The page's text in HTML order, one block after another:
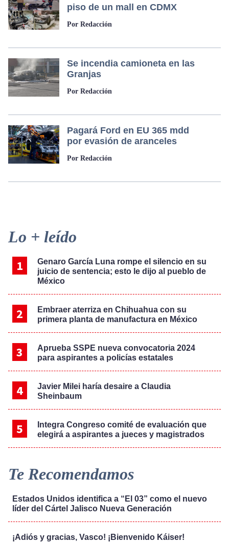
piso de un mall en CDMX
Por Redacción
Se incendia camioneta en las
Granjas
Por Redacción
Pagará Ford en EU 365 mdd
por evasión de aranceles
Por Redacción
Primary
Sidebar
Lo + leído
Genaro García Luna rompe el silencio en su
juicio de sentencia; esto le dijo al pueblo de
México
Embraer aterriza en Chihuahua con su
primera planta de manufactura en México
Aprueba SSPE nueva convocatoria 2024
para aspirantes a policías estatales
Javier Milei haría desaire a Claudia
Sheinbaum
Integra Congreso comité de evaluación que
elegirá a aspirantes a jueces y magistrados
Te Recomendamos
Estados Unidos identifica a “El 03” como el nuevo
líder del Cártel Jalisco Nueva Generación
¡Adiós y gracias, Vasco! ¡Bienvenido Káiser!